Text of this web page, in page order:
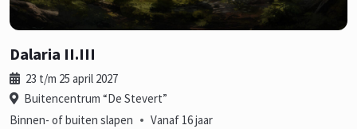
Dalaria II.III
23 t/m 25 april 2027
Buitencentrum “De Stevert”
Binnen- of buiten slapen • Vanaf 16 jaar